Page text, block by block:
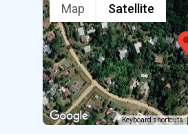
Map Satellite
Keyboard shortcuts